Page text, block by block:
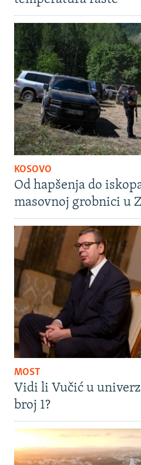
KOSOVO
Od hapšenja do
masovnoj grobnici u
MOST
Vidi li Vučić u
broj 1?